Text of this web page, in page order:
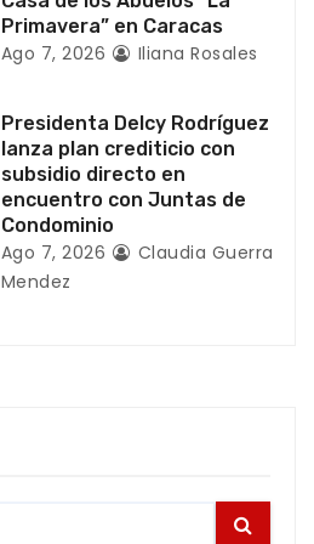
Primavera” en Caracas
Ago 7, 2026 Iliana Rosales
Presidenta Delcy Rodríguez
lanza plan crediticio con
subsidio directo en
encuentro con Juntas de
Condominio
Ago 7, 2026
Claudia Guerra
Mendez